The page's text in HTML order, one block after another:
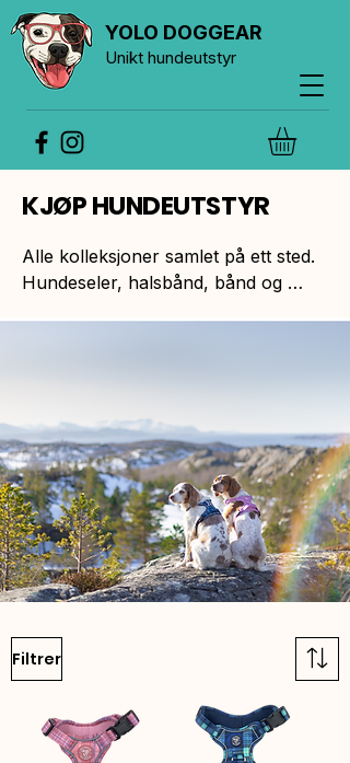
YOLO DOGGEAR
Unikt hundeutstyr
KJØP HUNDEUTSTYR
Alle kolleksjoner samlet på ett sted.
Hundeseler, halsbånd, bånd og
betyr solid kvalitet, gjennomtenkte
detaljer og et uttrykk som skiller seg
fra det vanlige – designet med
omtanke, lagd for å vare.
Filtrer